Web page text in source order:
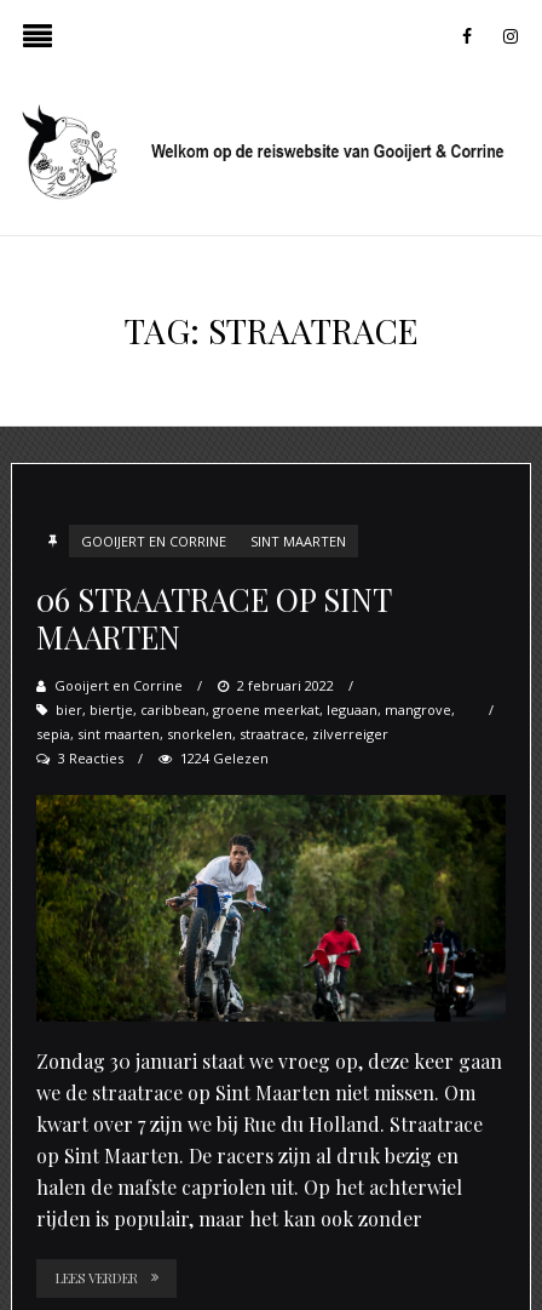
TAG: STRAATRACE
GOOIJERT EN CORRINE SINT MAARTEN
06 STRAATRACE OP SINT
MAARTEN
Gooijert en Corrine
Posted
on
2 februari 2022
bier, biertje, caribbean, groene meerkat, leguaan, mangrove,
sepia, sint maarten, snorkelen, straatrace, zilverreiger
3 Reacties
1224 Gelezen
Zondag 30 januari staat we vroeg op, deze keer gaan
we de straatrace op Sint Maarten niet missen. Om
kwart over 7 zijn we bij Rue du Holland. Straatrace
op Sint Maarten. De racers zijn al druk bezig en
halen de mafste capriolen uit. Op het achterwiel
rijden is populair, maar het kan ook zonder
LEES VERDER